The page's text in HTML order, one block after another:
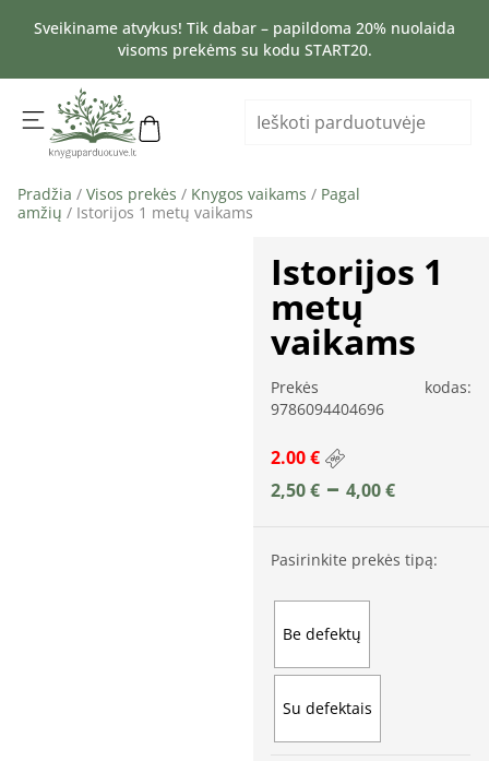
Sveikiname atvykus! Tik dabar – papildoma 20% nuolaida
visoms prekėms su kodu START20.
Pradžia / Visos prekės / Knygos vaikams / Pagal
amžių / Istorijos 1 metų vaikams
Istorijos 1
metų
vaikams
Prekės kodas:
9786094404696
2.00 €
2,50€ – 4,00€
Pasirinkite prekės tipą:
Be defektų
Su defektais